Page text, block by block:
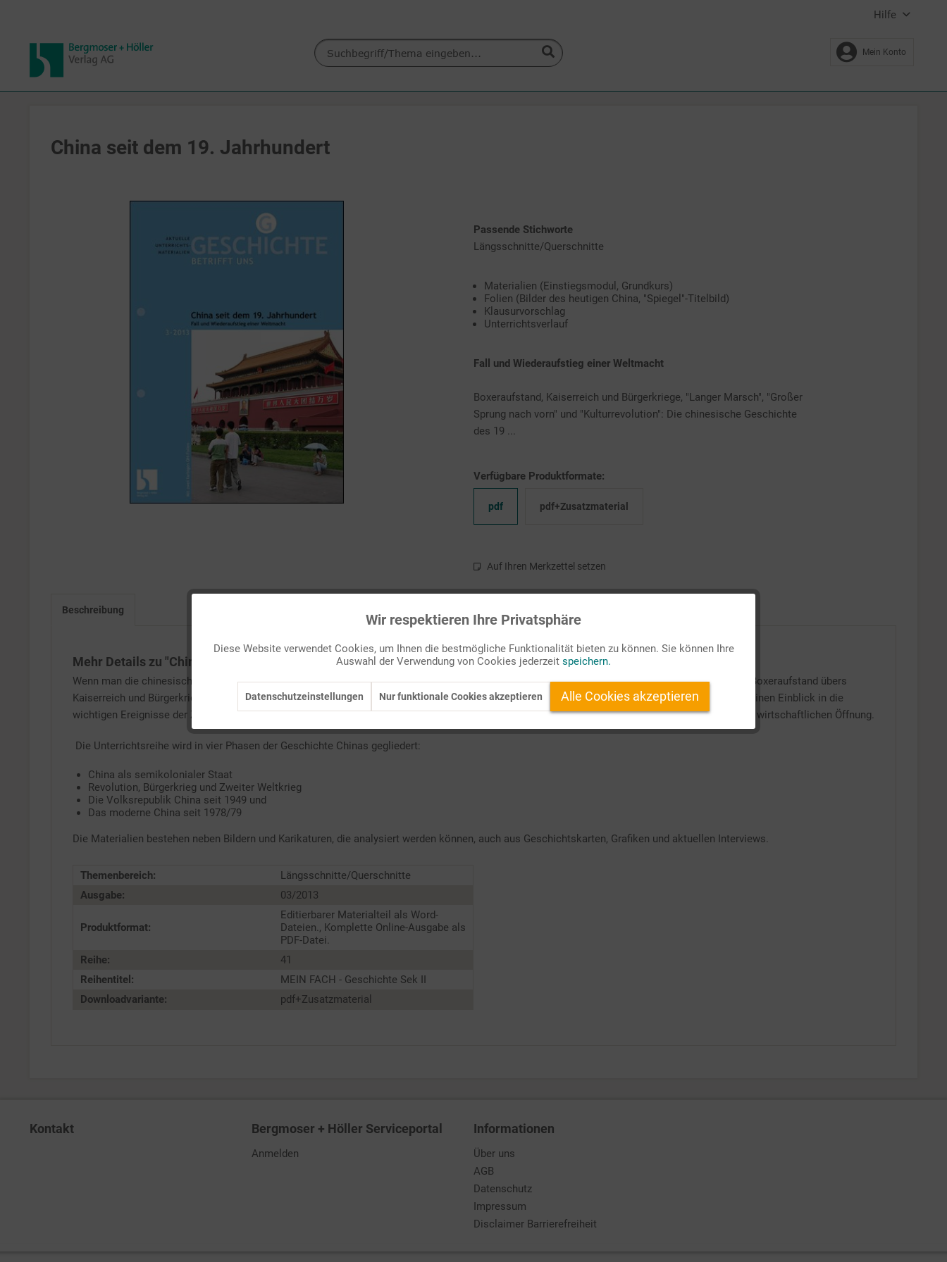
Hilfe
Mein Konto
China seit dem 19. Jahrhundert
Passende Stichworte
Längsschnitte/Querschnitte
Materialien (Einstiegsmodul, Grundkurs)
Folien (Bilder des heutigen China, "Spiegel"-Titelbild)
Klausurvorschlag
Unterrichtsverlauf
Fall und Wiederaufstieg einer Weltmacht
Boxeraufstand, Kaiserreich und Bürgerkriege, "Langer Marsch", "Großer
Sprung nach vorn" und "Kulturrevolution": Die chinesische Geschichte
des 19 ...
Verfügbare Produktformate:
pdf pdf+Zusatzmaterial
Auf Ihren Merkzettel setzen
Beschreibung
Mehr Details zu "China seit dem 19. Jahrhundert"
Wenn man die chinesische Geschichte des 19. und 20. Jahrhunderts betrachtet, erkennt man dieVielfältigkeit und Gegensätzlichkeitdiekt. Vom Boxeraufstand übers
Kaiserreich und Bürgerkriege zum "Langen Marsch", "Großen Sprung nach vorn" und zur "Kulturrevolution". Die vorliegende Unterrichtsreihe beitet einen Einblick in die
wichtigen Ereignisse der Zeit, einschließlich der Periode der Abkehr von Mao unter Deng Xiaoping und des schnellen Wandels Chinas im Zuge der wirtschaftlichen Öffnung.
Die Unterrichtsreihe wird in vier Phasen der Geschichte Chinas gegliedert:
China als semikolonialer Staat
Revolution, Bürgerkrieg und Zweiter Weltkrieg
Die Volksrepublik China seit 1949 und
Das moderne China seit 1978/79
Die Materialien bestehen neben Bildern und Karikaturen, die analysiert werden können, auch aus Geschichtskarten, Grafiken und aktuellen Interviews.
Themenbereich:
Längsschnitte/Querschnitte
Ausgabe:
03/2013
Produktformat:
Editierbarer Materialteil als Word-
Dateien., Komplette Online-Ausgabe als
PDF-Datei.
Reihe:
41
Reihentitel:
MEIN FACH - Geschichte Sek II
Downloadvariante:
pdf+Zusatzmaterial
Kontakt Bergmoser + Höller Serviceportal
Anmelden
Informationen
Über uns
AGB
Datenschutz
Impressum
Disclaimer Barrierefreiheit
Inaktiv
Service
Wir respektieren Ihre Privatsphäre
Diese Website verwendet Cookies, um Ihnen die bestmögliche Funktionalität bieten zu können. Sie können Ihre
Auswahl der Verwendung von Cookies jederzeit speichern.
Datenschutzeinstellungen Nur funktionale Cookies akzeptieren Alle Cookies akzeptieren